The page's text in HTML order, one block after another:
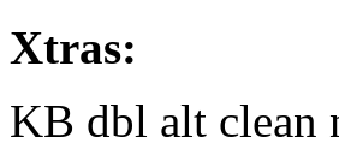
Xtras:
KB dbl alt clean